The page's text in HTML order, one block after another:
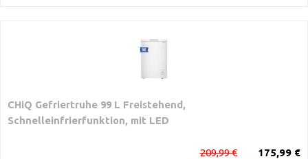
CHiQ Gefriertruhe 99 L Freistehend,
Schnelleinfrierfunktion, mit LED
175,99 €
209,99 €